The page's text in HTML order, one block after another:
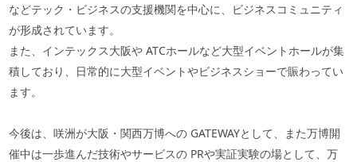
などテック・ビジネスの支援機関を中心に、ビジネスコミュニティ
が形成されています。
また、インテックス大阪や ATCホールなど大型イベントホールが集
積しており、日常的に大型イベントやビジネスショーで賑わってい
ます。
今後は、咲洲が大阪・関西万博への GATEWAYとして、また万博開
催中は一歩進んだ技術やサービスの PRや実証実験の場として、万